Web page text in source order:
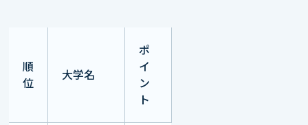
順
位
大学名
ポ
イ
ン
ト